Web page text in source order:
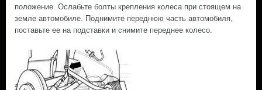
положение. Ослабьте болты крепления колеса при стоящем на
земле автомобиле. Поднимите переднюю часть автомобиля,
поставьте ее на подставки и снимите переднее колесо.